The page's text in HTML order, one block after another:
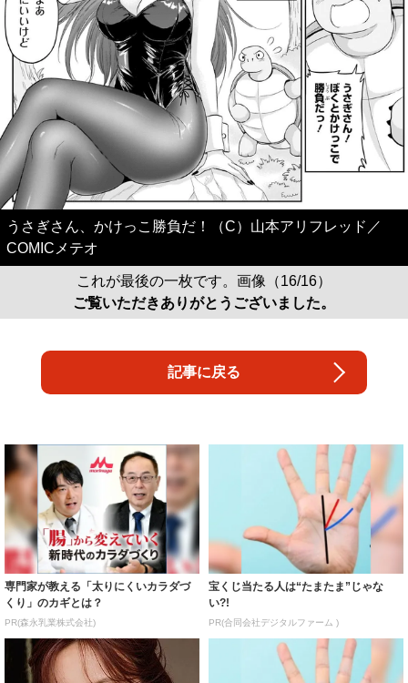
うさぎさん、かけっこ勝負だ！（C）山本アリフレッド／
COMICメテオ
これが最後の一枚です。画像（16/16）
ご覧いただきありがとうございました。
記事に戻る
専門家が教える「太りにくいカラダづ
くり」のカギとは？
PR(森永乳業株式会社)
宝くじ当たる人は“たまたま”じゃな
い?!
PR(合同会社デジタルファーム )